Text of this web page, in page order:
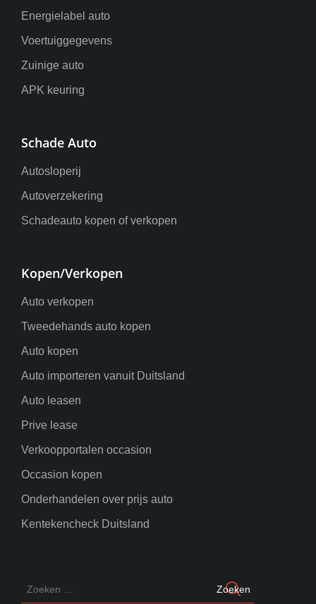
Energielabel auto
Voertuiggegevens
Zuinige auto
APK keuring
Schade Auto
Autosloperij
Autoverzekering
Schadeauto kopen of verkopen
Kopen/Verkopen
Auto verkopen
Tweedehands auto kopen
Auto kopen
Auto importeren vanuit Duitsland
Auto leasen
Prive lease
Verkoopportalen occasion
Occasion kopen
Onderhandelen over prijs auto
Kentekencheck Duitsland